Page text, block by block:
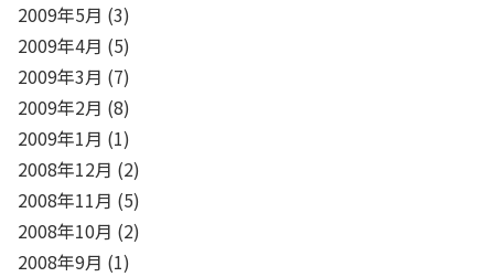
2009年5月 (3)
2009年4月 (5)
2009年3月 (7)
2009年2月 (8)
2009年1月 (1)
2008年12月 (2)
2008年11月 (5)
2008年10月 (2)
2008年9月 (1)